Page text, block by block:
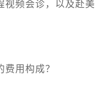
视频会诊，以及赴美
用构成？